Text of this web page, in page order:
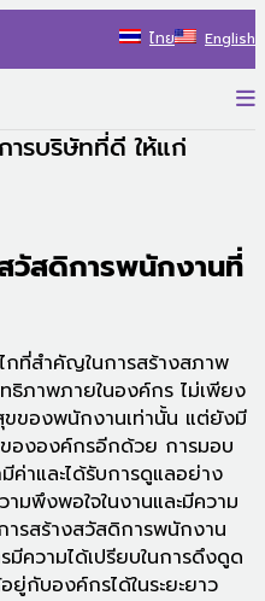
ไทย English
ตกรรม พร้อมแนะนำแนวทาง
ารบริษัทที่ดี ให้แก่
วัสดิการพนักงานที่
กที่สำคัญในการสร้างสภาพ
ธิภาพภายในองค์กร ไม่เพียง
ขของพนักงานเท่านั้น แต่ยังมี
ององค์กรอีกด้วย การมอบ
าและได้รับการดูแลอย่าง
มพึงพอใจในงานและมีความ
รสร้างสวัสดิการพนักงาน
ความได้เปรียบในการดึงดูด
กับองค์กรได้ในระยะยาว